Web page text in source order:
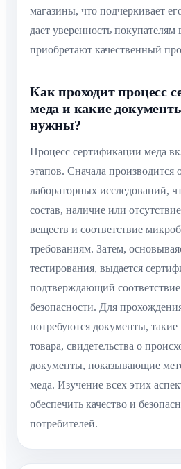
магазины, что подчеркивает
дает уверенность покупателям
приобретают качественный
Как проходит процесс
меда и какие
нужны?
Процесс сертификации меда
этапов. Сначала производится
лабораторных исследований,
состав, наличие или
веществ и соответствие
требованиям. Затем,
тестирования, выдается
подтверждающий
безопасности. Для
потребуются документы, такие
товара, свидетельства о
документы, показывающие
меда. Изучение всех этих
обеспечить качество и
потребителей.